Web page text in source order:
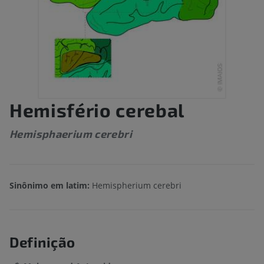
Hemisfério cerebal
Hemisphaerium cerebri
Sinônimo em latim: Hemispherium cerebri
Definição